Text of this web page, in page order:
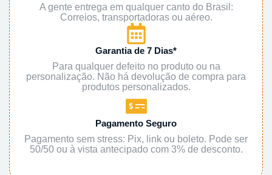
A gente entrega em qualquer canto do Brasil:
Correios, transportadoras ou aéreo.
Garantia de 7 Dias*
Para qualquer defeito no produto ou na
personalização. Não há devolução de compra para
produtos personalizados.
Pagamento Seguro
Pagamento sem stress: Pix, link ou boleto. Pode ser
50/50 ou à vista antecipado com 3% de desconto.